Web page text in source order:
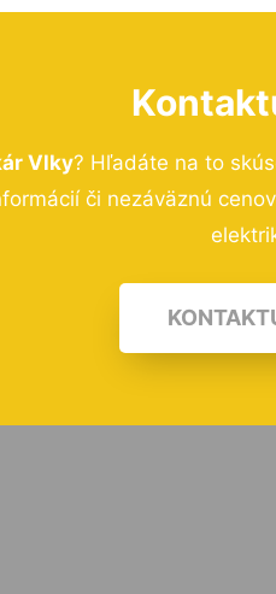
Vlky? Hľadáte na to
či nezáväznú